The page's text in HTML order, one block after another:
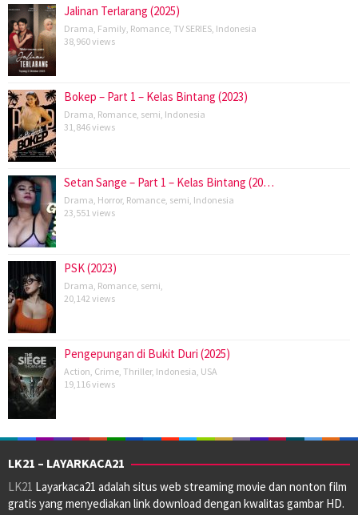
Jalinan Terlarang (2025)
Drama Family Romance TV SERIES Indonesia
38,960 views
Bokep – Part 1 – Kelas Bintang (2023)
Drama Romance semi Indonesia
31,846 views
Setan Sange – Part 1 – Kelas Bintang (20…
Drama Horror, Romance semi Indonesia
23,551 views
PSK (2023)
Drama Romance semi
20,142 views
Pengepungan di Bukit Duri (2025)
Action Crime Thriller, Indonesia USA
19,116 views
LK21 – LAYARKACA21
LK21 Layarkaca21 adalah situs web streaming movie dan nonton film
gratis yang menyediakan link download dengan kwalitas gambar HD.